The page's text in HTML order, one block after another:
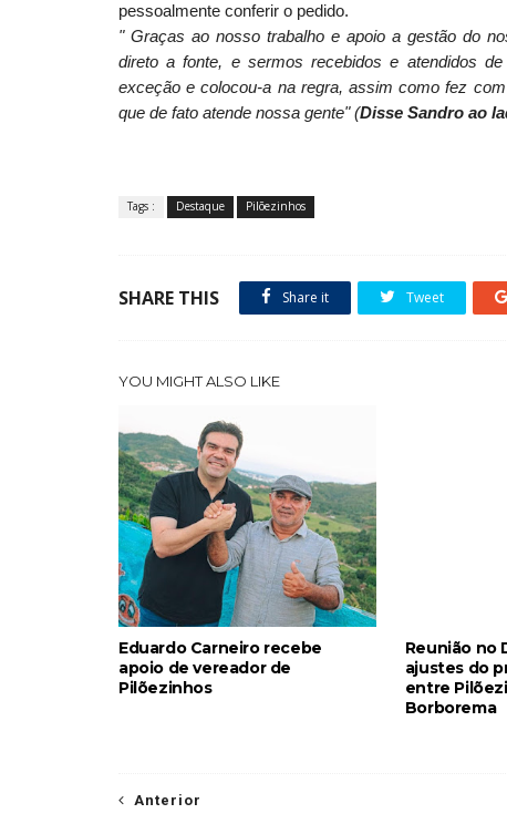
pessoalmente conferir o pedido.
" Graças ao nosso trabalho e apoio a gestão do
direto a fonte, e sermos recebidos e atendidos
exceção e colocou-a na regra, assim como fez
que de fato atende nossa gente" (Disse Sandro ao
Tags : Destaque Pilõezinhos
SHARE THIS Share it Tweet
YOU MIGHT ALSO LIKE
Eduardo Carneiro recebe
apoio de vereador de
Pilõezinhos
Reunião no
ajustes do
entre
Borborema
Anterior